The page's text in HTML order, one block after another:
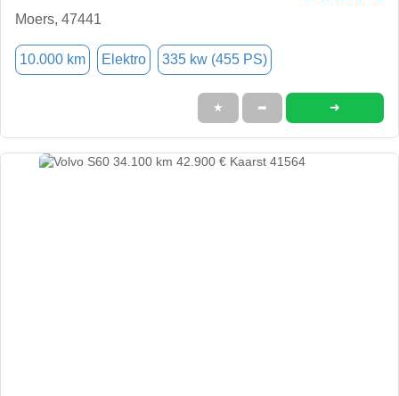
Moers, 47441
10.000 km Elektro 335 kw (455 PS)
★ ➦ ➜